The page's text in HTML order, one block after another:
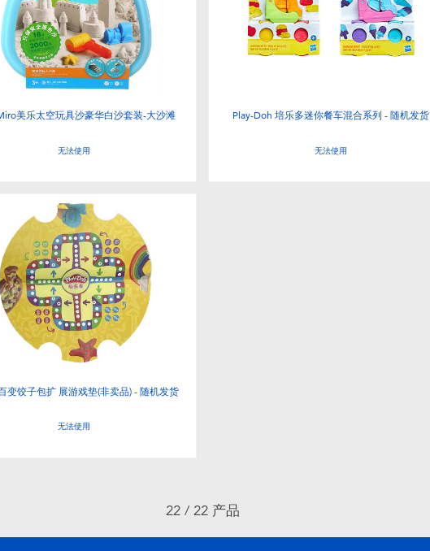
美乐太空玩具沙豪华白沙套装-大沙滩
无法使用
Play-Doh 培乐多迷你餐车混合系列 - 随机发货
无法使用
变饺子包扩 展游戏垫(非卖品) - 随机发货
无法使用
22 / 22 产品